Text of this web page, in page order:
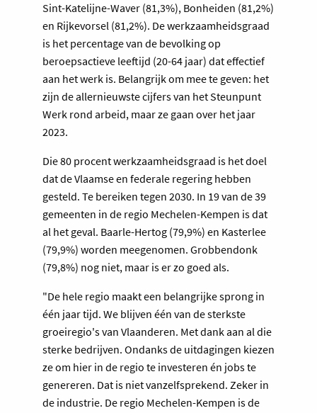
Sint-Katelijne-Waver (81,3%), Bonheiden (81,2%)
en Rijkevorsel (81,2%). De werkzaamheidsgraad
is het percentage van de bevolking op
beroepsactieve leeftijd (20-64 jaar) dat effectief
aan het werk is. Belangrijk om mee te geven: het
zijn de allernieuwste cijfers van het Steunpunt
Werk rond arbeid, maar ze gaan over het jaar
2023.
Die 80 procent werkzaamheidsgraad is het doel
dat de Vlaamse en federale regering hebben
gesteld. Te bereiken tegen 2030. In 19 van de 39
gemeenten in de regio Mechelen-Kempen is dat
al het geval. Baarle-Hertog (79,9%) en Kasterlee
(79,9%) worden meegenomen. Grobbendonk
(79,8%) nog niet, maar is er zo goed als.
"De hele regio maakt een belangrijke sprong in
één jaar tijd. We blijven één van de sterkste
groeiregio's van Vlaanderen. Met dank aan al die
sterke bedrijven. Ondanks de uitdagingen kiezen
ze om hier in de regio te investeren én jobs te
genereren. Dat is niet vanzelfsprekend. Zeker in
de industrie. De regio Mechelen-Kempen is de